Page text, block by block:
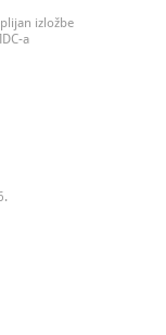
izložbe
a